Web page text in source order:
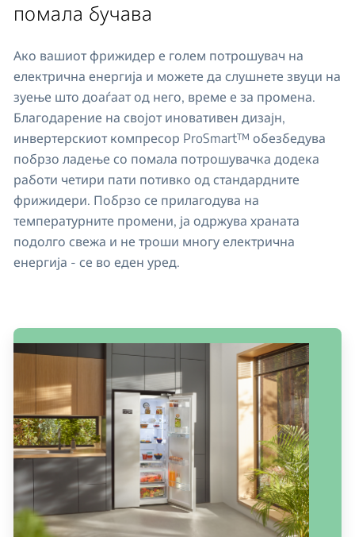
помала бучава
Ако вашиот фрижидер е голем потрошувач на
електрична енергија и можете да слушнете звуци на
зуење што доаѓаат од него, време е за промена.
Благодарение на својот иновативен дизајн,
инвертерскиот компресор ProSmart™ обезбедува
побрзо ладење со помала потрошувачка додека
работи четири пати потивко од стандардните
фрижидери. Побрзо се прилагодува на
температурните промени, ја одржува храната
подолго свежа и не троши многу електрична
енергија - се во еден уред.